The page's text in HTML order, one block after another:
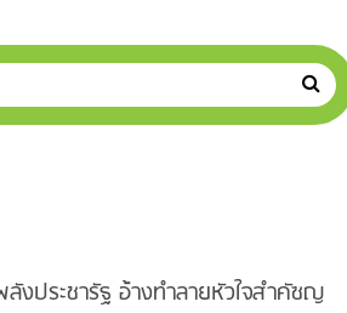
งประชารัฐ อ้างทำลายหัวใจสำคัซญ